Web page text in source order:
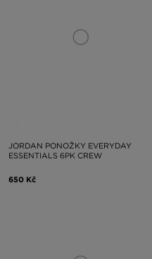
JORDAN PONOŽKY EVERYDAY
ESSENTIALS 6PK CREW
650 Kč